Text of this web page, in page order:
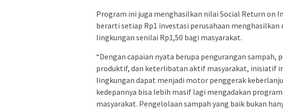
Program ini juga menghasilkan nilai Social Return on
berarti setiap Rp1 investasi perusahaan
lingkungan senilai Rp1,50 bagi masyarakat.
“Dengan capaian nyata berupa pengurangan sampah,
produktif, dan keterlibatan aktif masyarakat, inisiatif
lingkungan dapat menjadi motor penggerak
kedepannya bisa lebih masif lagi mengadakan
masyarakat. Pengelolaan sampah yang baik bukan